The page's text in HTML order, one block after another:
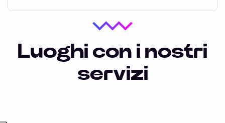
Luoghi con i nostri
servizi